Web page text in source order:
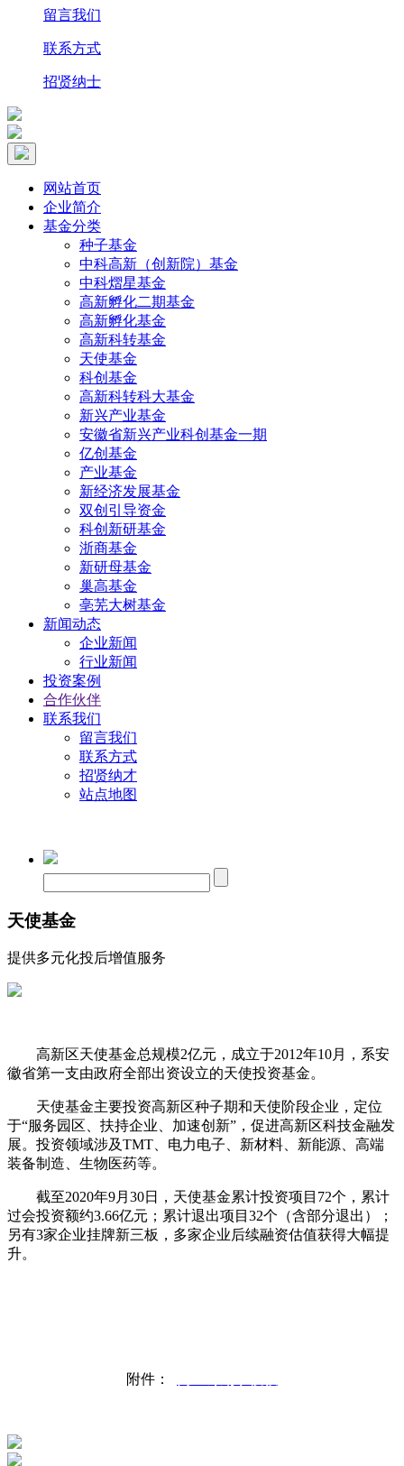
留言我们
联系方式
招贤纳士
网站首页
企业简介
基金分类
种子基金
中科高新（创新院）基金
中科熠星基金
高新孵化二期基金
高新孵化基金
高新科转基金
天使基金
科创基金
高新科转科大基金
新兴产业基金
安徽省新兴产业科创基金一期
亿创基金
产业基金
新经济发展基金
双创引导资金
科创新研基金
浙商基金
新研母基金
巢高基金
亳芜大树基金
新闻动态
企业新闻
行业新闻
投资案例
合作伙伴
联系我们
留言我们
联系方式
招贤纳才
站点地图
天使基金
提供多元化投后增值服务
高新区天使基金总规模2亿元，成立于2012年10月，系安
徽省第一支由政府全部出资设立的天使投资基金。
天使基金主要投资高新区种子期和天使阶段企业，定位
于“服务园区、扶持企业、加速创新”，促进高新区科技金融发
展。投资领域涉及TMT、电力电子、新材料、新能源、高端
装备制造、生物医药等。
截至2020年9月30日，天使基金累计投资项目72个，累计
过会投资额约3.66亿元；累计退出项目32个（含部分退出）；
另有3家企业挂牌新三板，多家企业后续融资估值获得大幅提
升。
附件：